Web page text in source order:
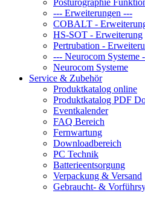
--- Erweiterungen ---
COBALT -
HS-SOT - Erweiterung
Pertrubation -
--- Neurocom Systeme
Neurocom Systeme
Service & Zubehör
Produktkatalog online
Produktkatalog PDF
Eventkalender
FAQ Bereich
Fernwartung
Downloadbereich
PC Technik
Batterieentsorgung
Verpackung & Versand
Gebraucht- &